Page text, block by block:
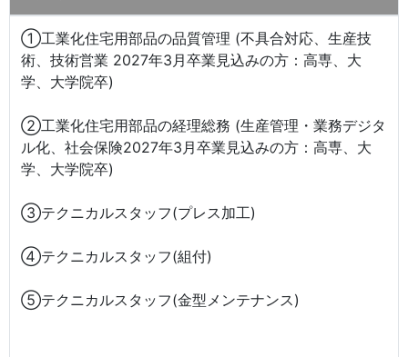
①工業化住宅用部品の品質管理 (不具合対応、生産技
術、技術営業 2027年3月卒業見込みの方：高専、大
学、大学院卒)
②工業化住宅用部品の経理総務 (生産管理・業務デジタ
ル化、社会保険2027年3月卒業見込みの方：高専、大
学、大学院卒)
③テクニカルスタッフ(プレス加工)
④テクニカルスタッフ(組付)
⑤テクニカルスタッフ(金型メンテナンス)